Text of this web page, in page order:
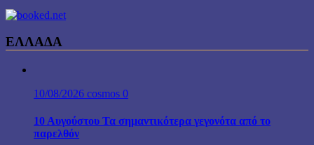
ΕΛΛΑΔΑ
10/08/2026 cosmos 0
10 Αυγούστου Τα σημαντικότερα γεγονότα από το
παρελθόν